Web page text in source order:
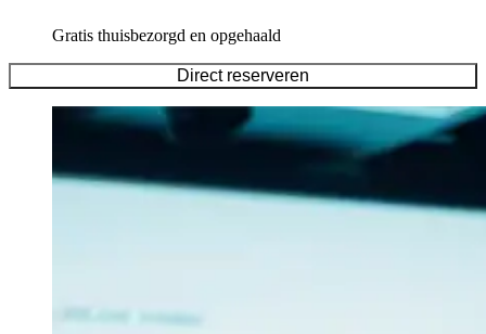
Gratis thuisbezorgd en opgehaald
Direct reserveren